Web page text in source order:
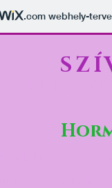
.comwebhely-